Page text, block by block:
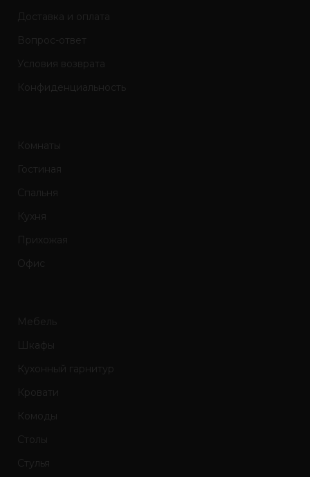
Доставка и оплата
Вопрос-ответ
Условия возврата
Конфиденциальность
Комнаты
Гостиная
Спальня
Кухня
Прихожая
Офис
Мебель
Шкафы
Кухонный гарнитур
Кровати
Комоды
Столы
Стулья